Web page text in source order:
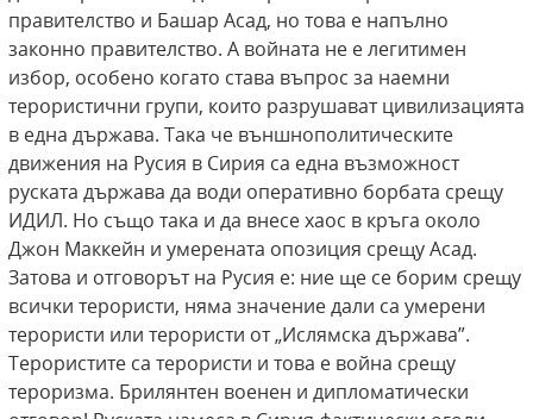
правителство и Башар Асад, но това е напълно
законно правителство. А войната не е легитимен
избор, особено когато става въпрос за наемни
терористични групи, които разрушават цивилизацията
в една държава. Така че външнополитическите
движения на Русия в Сирия са една възможност
руската държава да води оперативно борбата срещу
ИДИЛ. Но също така и да внесе хаос в кръга около
Джон Маккейн и умерената опозиция срещу Асад.
Затова и отговорът на Русия е: ние ще се борим срещу
всички терористи, няма значение дали са умерени
терористи или терористи от „Ислямска държава”.
Терористите са терористи и това е война срещу
тероризма. Брилянтен военен и дипломатически